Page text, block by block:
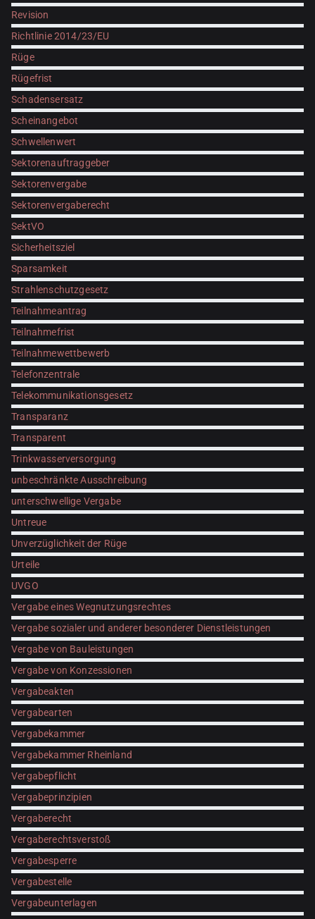
Revision
Richtlinie 2014/23/EU
Rüge
Rügefrist
Schadensersatz
Scheinangebot
Schwellenwert
Sektorenauftraggeber
Sektorenvergabe
Sektorenvergaberecht
SektVO
Sicherheitsziel
Sparsamkeit
Strahlenschutzgesetz
Teilnahmeantrag
Teilnahmefrist
Teilnahmewettbewerb
Telefonzentrale
Telekommunikationsgesetz
Transparanz
Transparent
Trinkwasserversorgung
unbeschränkte Ausschreibung
unterschwellige Vergabe
Untreue
Unverzüglichkeit der Rüge
Urteile
UVGO
Vergabe eines Wegnutzungsrechtes
Vergabe sozialer und anderer besonderer Dienstleistungen
Vergabe von Bauleistungen
Vergabe von Konzessionen
Vergabeakten
Vergabearten
Vergabekammer
Vergabekammer Rheinland
Vergabepflicht
Vergabeprinzipien
Vergaberecht
Vergaberechtsverstoß
Vergabesperre
Vergabestelle
Vergabeunterlagen